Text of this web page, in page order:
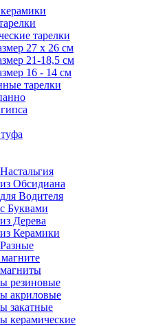
тарелки
27 х 26 см
21-18,5 см
16 - 14 см
тарелки
Обсидиана
Водителя
Буквами
Дерева
Керамики
резиновые
акриловые
закатные
керамические